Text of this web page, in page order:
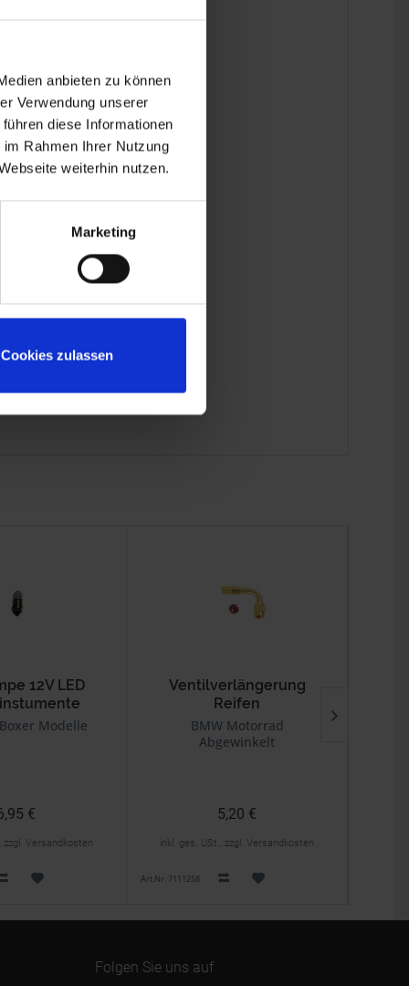
anbieten zu können
Verwendung unserer
diese Informationen
Rahmen Ihrer Nutzung
weiterhin nutzen.
Marketing
Cookies zulassen
12V LED
Modelle
€
zzgl. Versandkosten
Ventilverlängerung
Reifen
BMW Motorrad
Abgewinkelt
5,20 €
inkl. ges. USt., zzgl. Versandkosten
Art.Nr. 7111258
Folgen Sie uns auf